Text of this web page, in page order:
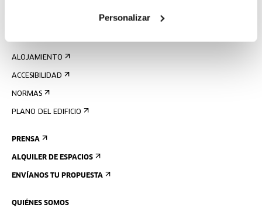
Personalizar
ALOJAMIENTO
ACCESIBILIDAD
NORMAS
PLANO DEL EDIFICIO
PRENSA
ALQUILER DE ESPACIOS
ENVÍANOS TU PROPUESTA
QUIÉNES SOMOS